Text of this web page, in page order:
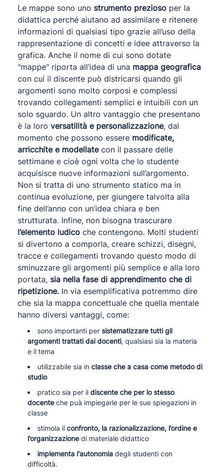
Le mappe sono uno strumento prezioso per la
didattica perché aiutano ad assimilare e ritenere
informazioni di qualsiasi tipo grazie all’uso della
rappresentazione di concetti e idee attraverso la
grafica. Anche il nome di cui sono dotate
"mappe" riporta all’idea di una mappa geografica
con cui il discente può districarsi quando gli
argomenti sono molto corposi e complessi
trovando collegamenti semplici e intuibili con un
solo sguardo. Un altro vantaggio che presentano
è la loro versatilità e personalizzazione, dal
momento che possono essere modificate,
arricchite e modellatecon il passare delle
settimane e cioè ogni volta che lo studente
acquisisce nuove informazioni sull’argomento.
Non si tratta di uno strumento statico ma in
continua evoluzione, per giungere talvolta alla
fine dell’anno con un’idea chiara e ben
strutturata. Infine, non bisogna trascurare
l’elemento ludico che contengono. Molti studenti
si divertono a comporla, creare schizzi, disegni,
tracce e collegamenti trovando questo modo di
sminuzzare gli argomenti più semplice e alla loro
portata, sia nella fase di apprendimento che di
ripetizione. In via esemplificativa potremmo dire
che sia la mappa concettuale che quella mentale
hanno diversi vantaggi, come:
sono importanti per sistematizzare tutti gli
argomenti trattati dai docenti, qualsiasi sia la materia
e il tema
utilizzabile sia in classe che a casa come metodo di
studio
pratico sia per il discente che per lo stesso
docente che puà impiegarle per le sue spiegazioni in
classe
stimola il confronto, la razionalizzazione, l’ordine e
l’organizzazione di materiale didattico
implementa l'autonomia degli studenti con
difficoltà.